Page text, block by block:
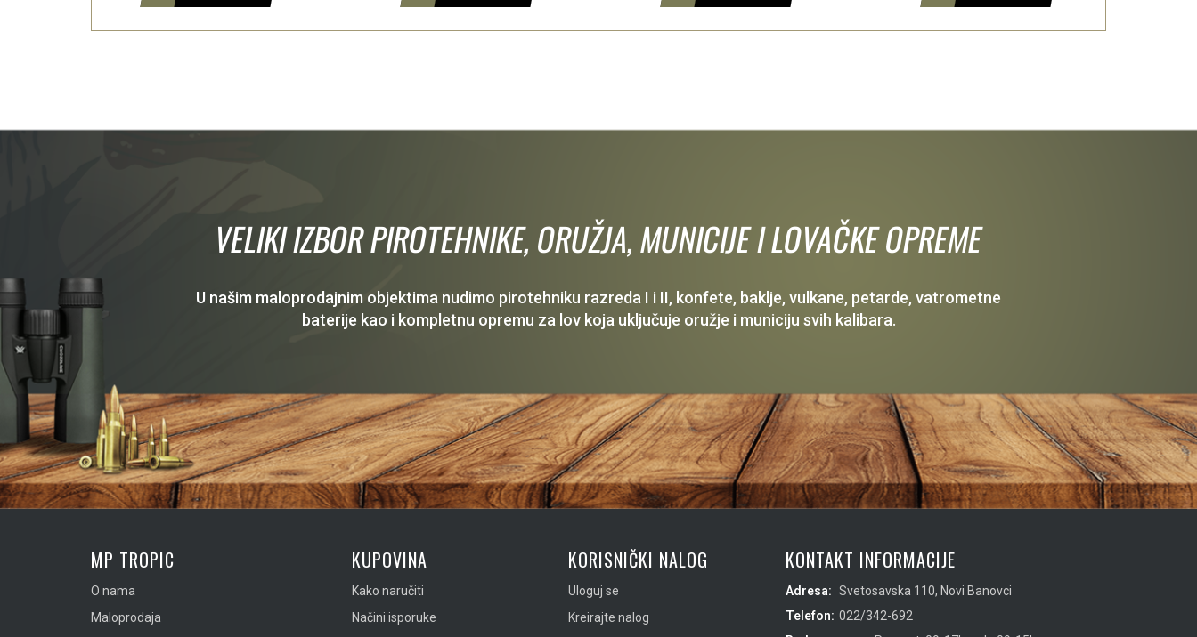
VELIKI IZBOR PIROTEHNIKE, ORUŽJA, MUNICIJE I LOVAČKE OPREME
U našim maloprodajnim objektima nudimo pirotehniku razreda I i II, konfete, baklje, vulkane, petarde, vatrometne
baterije kao i kompletnu opremu za lov koja uključuje oružje i municiju svih kalibara.
MP TROPIC
O nama
Maloprodaja
KUPOVINA
Kako naručiti
Načini isporuke
KORISNIČKI NALOG
Uloguj se
Kreirajte nalog
KONTAKT INFORMACIJE
Adresa: Svetosavska 110, Novi Banovci
Telefon: 022/342-692